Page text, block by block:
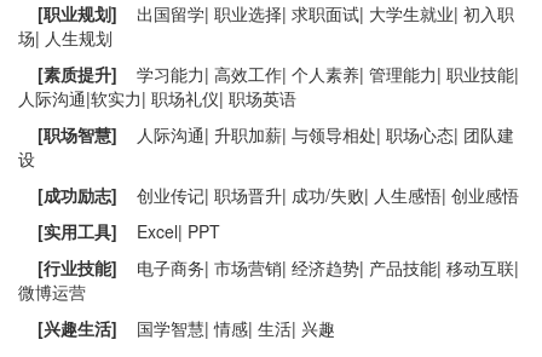
[职业规划] 出国留学| 职业选择| 求职面试| 大学生就业| 初入职
场| 人生规划
[素质提升] 学习能力| 高效工作| 个人素养| 管理能力| 职业技能|
人际沟通|软实力| 职场礼仪| 职场英语
[职场智慧] 人际沟通| 升职加薪| 与领导相处| 职场心态| 团队建
设
[成功励志] 创业传记| 职场晋升| 成功/失败| 人生感悟| 创业感悟
[实用工具] Excel| PPT
[行业技能] 电子商务| 市场营销| 经济趋势| 产品技能| 移动互联|
微博运营
[兴趣生活] 国学智慧| 情感| 生活| 兴趣